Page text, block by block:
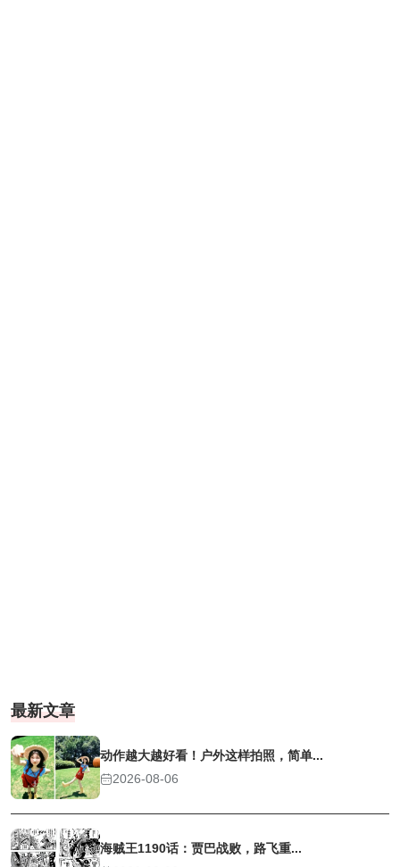
最新文章
动作越大越好看！户外这样拍照，简单...
2026-08-06
海贼王1190话：贾巴战败，路飞重...